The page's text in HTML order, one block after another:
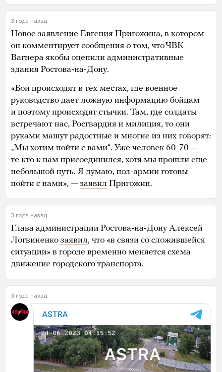
3 года назад
Новое заявление Евгения Пригожина, в котором
он комментирует сообщения о том, что ЧВК
Вагнера якобы оцепили административные
здания Ростова-на-Дону.
«Бои происходят в тех местах, где военное
руководство дает ложную информацию бойцам
и поэтому происходят стычки. Там, где солдаты
встречают нас, Росгвардия и милиция, то они
руками машут радостные и многие из них говорят:
„Мы хотим пойти с вами“. Уже человек 60-70 —
те кто к нам присоединился, хотя мы прошли еще
небольшой путь. Я думаю, пол-армии готовы
пойти с нами», — заявил Пригожин.
3 года назад
Глава администрации Ростова-на-Дону Алексей
Логвиненко заявил, что «в связи со сложившейся
ситуации» в городе временно меняется схема
движение городского транспорта.
3 года назад